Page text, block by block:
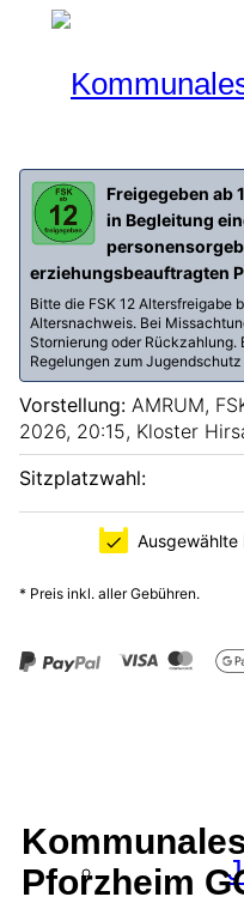
Pforzheim